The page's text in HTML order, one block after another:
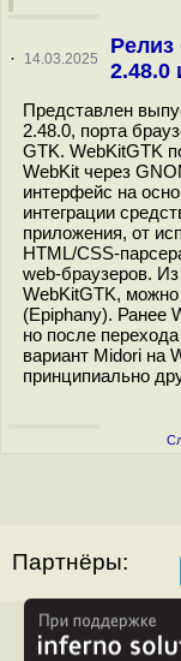
· 14.03.2025
Релиз
2.48.0
Представлен
2.48.0, порта
GTK. WebKitGTK
WebKit через
интерфейс на
интеграции
приложения, от
HTML/CSS-
web-браузеров.
WebKitGTK,
(Epiphany). Ранее
но после
вариант Midori на
принципиально
Партнёры: